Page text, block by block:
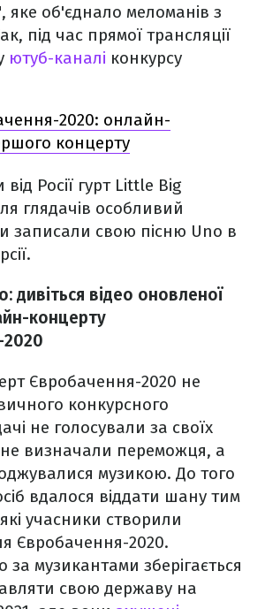
яке об'єднало меломанів з
під час прямої трансляції
ютуб-каналі конкурсу
2020: онлайн-
концерту
Росії гурт Little Big
глядачів особливий
записали свою пісню Uno в
дивіться відео оновленої
концерту
Євробачення-2020 не
конкурсного
не голосували за своїх
визначали переможця, а
музикою. До того
вдалося віддати шану тим
учасники створили
Євробачення-2020.
музикантами зберігається
свою державу на